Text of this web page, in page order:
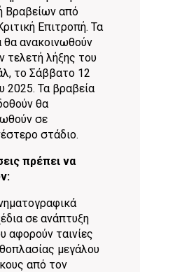
Βραβείων από
Επιτροπή. Τα
θα ανακοινωθούν
τελετή λήξης του
το Σάββατο 12
2025. Τα βραβεία
θα
σε
στάδιο.
πρέπει να
σε ανάπτυξη
αφορούν ταινίες
μεγάλου
από τον